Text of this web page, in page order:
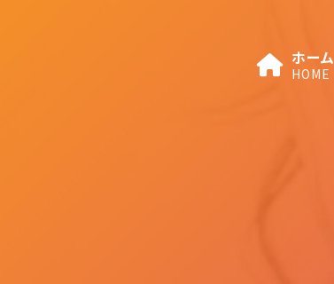
ホーム
HOME